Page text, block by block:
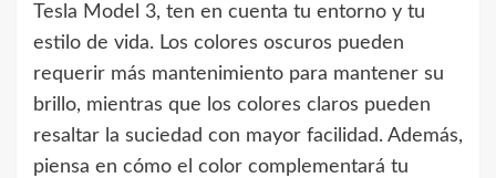
Tesla Model 3, ten en cuenta tu entorno y tu
estilo de vida. Los colores oscuros pueden
requerir más mantenimiento para mantener su
brillo, mientras que los colores claros pueden
resaltar la suciedad con mayor facilidad. Además,
piensa en cómo el color complementará tu